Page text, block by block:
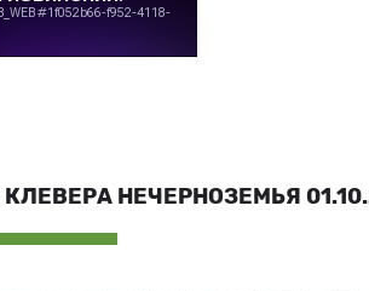
НЕЧЕРНОЗЕМЬЯ